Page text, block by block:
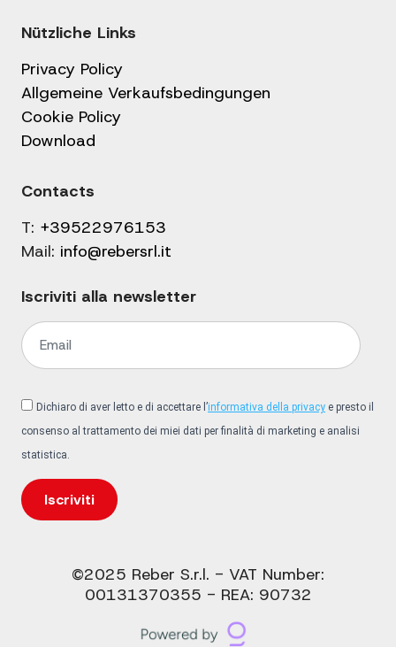
Nützliche Links
Privacy Policy
Allgemeine Verkaufsbedingungen
Cookie Policy
Download
Contacts
T: +39522976153
Mail: info@rebersrl.it
Iscriviti alla newsletter
Dichiaro di aver letto e di accettare l’informativa della privacy e presto il
consenso al trattamento dei miei dati per finalità di marketing e analisi
statistica.
Iscriviti
©2025 Reber S.r.l. - VAT Number:
00131370355 - REA: 90732